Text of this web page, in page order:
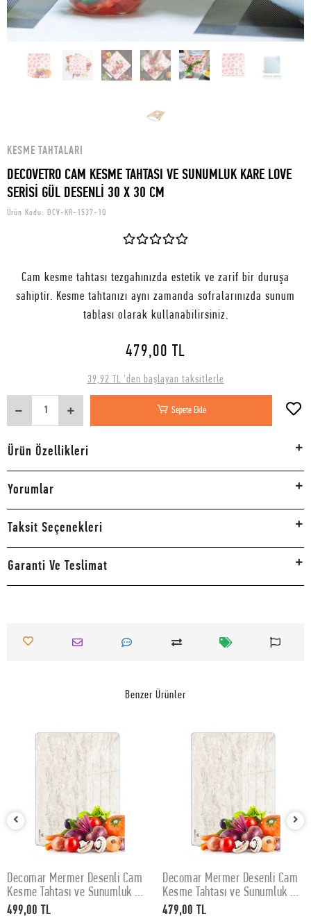
KESME TAHTALARI
DECOVETRO CAM KESME TAHTASI VE SUNUMLUK KARE LOVE
SERİSİ GÜL DESENLİ 30 X 30 CM
Ürün Kodu: DCV-KR-1537-1Q
Cam kesme tahtası tezgahınızda estetik ve zarif bir duruşa
sahiptir. Kesme tahtanızı aynı zamanda sofralarınızda sunum
tablası olarak kullanabilirsiniz.
479,00 TL
39,92 TL 'den başlayan taksitlerle
Sepete Ekle
Ürün Özellikleri
Yorumlar
Taksit Seçenekleri
Garanti Ve Teslimat
Benzer Ürünler
SEPETE EKLE
Decomar Mermer Desenli Cam
Kesme Tahtası ve Sunumluk 30
x 40 cm
499,00 TL
SEPETE EKLE
Decomar Mermer Desenli Cam
Kesme Tahtası ve Sunumluk 25
x 35 cm
479,00 TL